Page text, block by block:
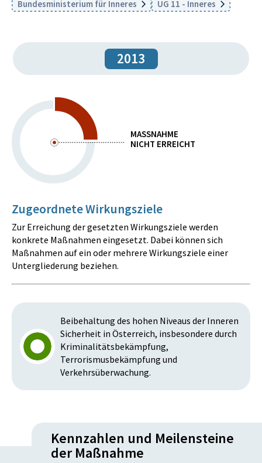
Bundesministerium für Inneres
UG 11 - Inneres
2013
MASSNAHME
NICHT ERREICHT
Zugeordnete Wirkungsziele
Zur Erreichung der gesetzten Wirkungsziele werden
konkrete Maßnahmen eingesetzt. Dabei können sich
Maßnahmen auf ein oder mehrere Wirkungsziele einer
Untergliederung beziehen.
Beibehaltung des hohen Niveaus der Inneren
Sicherheit in Österreich, insbesondere durch
Kriminalitätsbekämpfung,
Terrorismusbekämpfung und
Verkehrsüberwachung.
Kennzahlen und Meilensteine
der Maßnahme